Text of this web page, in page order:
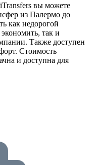
вы можете
из Палермо до
как недорогой
так и
Также доступен
Стоимость
и доступна для